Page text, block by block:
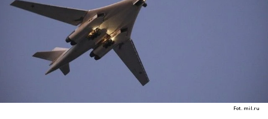
Fot. mil.ru